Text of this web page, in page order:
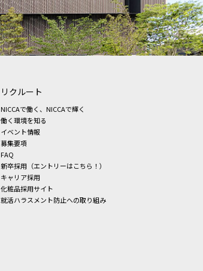
リクルート
NICCAで働く、NICCAで輝く
働く環境を知る
イベント情報
募集要項
FAQ
新卒採用（エントリーはこちら！）
キャリア採用
化粧品採用サイト
就活ハラスメント防止への取り組み